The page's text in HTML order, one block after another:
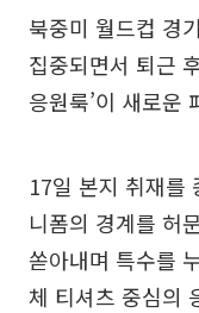
북중미 월드컵 경
집중되면서 퇴근
응원룩’이 새로운
17일 본지 취재를
니폼의 경계를 허
쏟아내며 특수를
체 티셔츠 중심의